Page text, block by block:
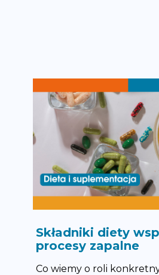
Składniki diety
procesy zapalne
Co wiemy o roli